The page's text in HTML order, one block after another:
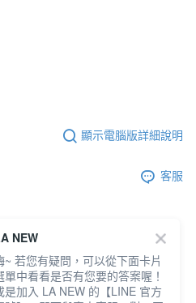
顯示電腦版詳細說明
客服
查看全部
NEW
~ 若您有疑問，可以從下面卡片
單中看看是否有您要的答案喔！
是加入 LA NEW 的【LINE 官方